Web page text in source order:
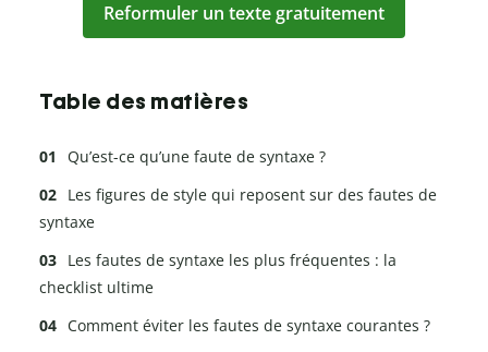
Reformuler un texte gratuitement
Table des matières
Qu’est-ce qu’une faute de syntaxe ?
Les figures de style qui reposent sur des fautes de
syntaxe
Les fautes de syntaxe les plus fréquentes : la
checklist ultime
Comment éviter les fautes de syntaxe courantes ?